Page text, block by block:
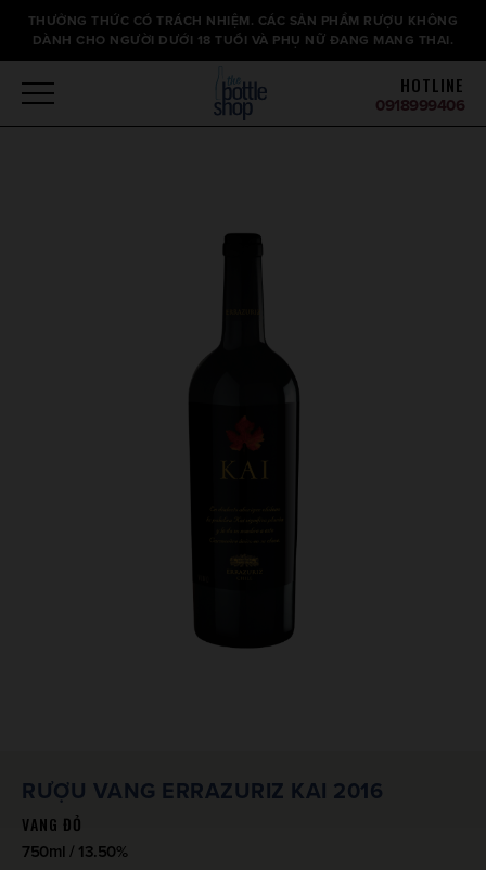
THƯỞNG THỨC CÓ TRÁCH NHIỆM. CÁC SẢN PHẨM RƯỢU KHÔNG
DÀNH CHO NGƯỜI DƯỚI 18 TUỔI VÀ PHỤ NỮ ĐANG MANG THAI.
HOTLINE
0918999406
RƯỢU VANG ERRAZURIZ KAI 2016
VANG ĐỎ
750ml / 13.50%